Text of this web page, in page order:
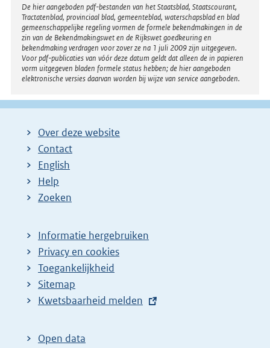
Disclaimer
De hier aangeboden pdf-bestanden van het Staatsblad, Staatscourant,
Tractatenblad, provinciaal blad, gemeenteblad, waterschapsblad en blad
gemeenschappelijke regeling vormen de formele bekendmakingen in de
zin van de Bekendmakingswet en de Rijkswet goedkeuring en
bekendmaking verdragen voor zover ze na 1 juli 2009 zijn uitgegeven.
Voor pdf-publicaties van vóór deze datum geldt dat alleen de in papieren
vorm uitgegeven bladen formele status hebben; de hier aangeboden
elektronische versies daarvan worden bij wijze van service aangeboden.
Over deze website
Contact
English
Help
Zoeken
Informatie hergebruiken
Privacy en cookies
Toegankelijkheid
Sitemap
E
t
Kwetsbaarheid melden
Open data